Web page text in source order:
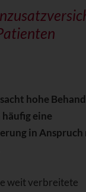
hohe
eine
in Anspruch
weit verbreitete